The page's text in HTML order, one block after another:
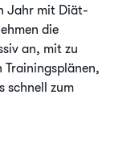
Jahr mit Diät-
die
an, mit zu
schnell zum